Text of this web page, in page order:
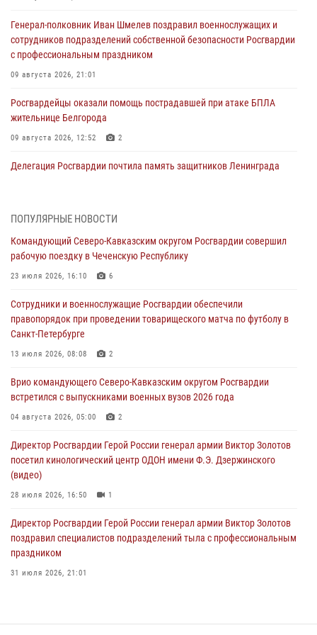
Генерал-полковник Иван Шмелев поздравил военнослужащих и
сотрудников подразделений собственной безопасности Росгвардии
с профессиональным праздником
09 августа 2026, 21:01
Росгвардейцы оказали помощь пострадавшей при атаке БПЛА
жительнице Белгорода
09 августа 2026, 12:52 2
Делегация Росгвардии почтила память защитников Ленинграда
«Я расскажу вам о Герое»: подвиг Героя России Сергея Перца
09 августа 2026, 11:00
Росгвардейцы в зоне СВО передали подарки детям и помогли
09 августа 2026, 09:00
В Чеченской Республике пожарные расчеты Росгвардии и МЧС
отработали межведомственное взаимодействие
В Центральных регионах России продолжается ведомственная
акция «Каникулы с Росгвардией»
ПОПУЛЯРНЫЕ НОВОСТИ
Командующий Северо-Кавказским округом Росгвардии совершил
рабочую поездку в Чеченскую Республику
23 июля 2026, 16:10 6
Сотрудники и военнослужащие Росгвардии обеспечили
правопорядок при проведении товарищеского матча по футболу в
Санкт-Петербурге
13 июля 2026, 08:08 2
Врио командующего Северо-Кавказским округом Росгвардии
встретился с выпускниками военных вузов 2026 года
04 августа 2026, 05:00 2
Директор Росгвардии Герой России генерал армии Виктор Золотов
посетил кинологический центр ОДОН имени Ф.Э. Дзержинского
(видео)
28 июля 2026, 16:50 1
Директор Росгвардии Герой России генерал армии Виктор Золотов
поздравил специалистов подразделений тыла с профессиональным
праздником
31 июля 2026, 21:01